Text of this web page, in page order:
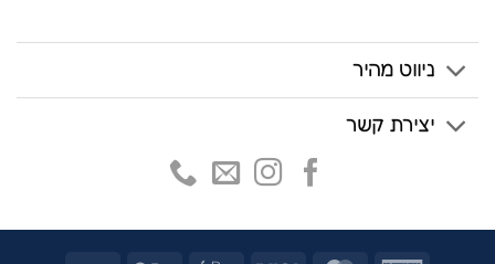
ניווט מהיר
יצירת קשר